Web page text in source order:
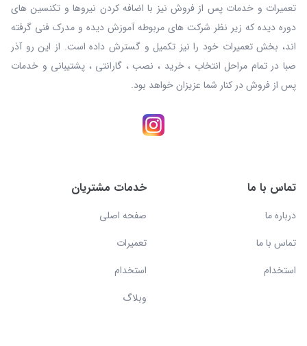
تعمیرات و خدمات پس از فروش نیز با اضافه کردن نیروها و تکنسین های
دوره دیده که زیر نظر شرکت های مربوطه آموزش دیده و مدرک فنی گرفته
اند، بخش تعمیرات خود را نیز تکمیل و گسترش داده است. از این رو آذر
صبا در تمام مراحل انتخاب ، خرید ، نصب ، گارانتی ، پشتیبانی و خدمات
پس از فروش در کنار شما عزیزان خواهد بود.
تماس با ما
درباره ما
تماس با ما
استخدام
خدمات مشتریان
صفحه اصلی
تعمیرات
استخدام
وبلاگ